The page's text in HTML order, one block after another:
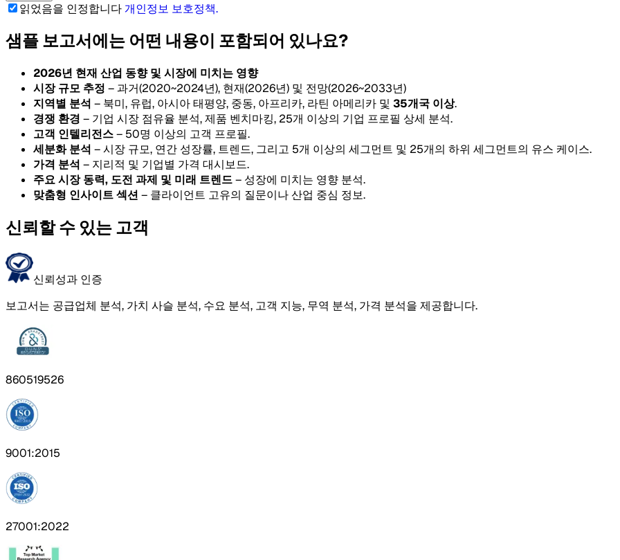
읽었음을 인정합니다개인정보 보호정책.
샘플 보고서에는 어떤 내용이 포함되어 있나요?
2026년 현재 산업 동향 및 시장에 미치는 영향
시장 규모 추정 – 과거(2020~2024년), 현재(2026년) 및 전망(2026~2033년)
지역별 분석 – 북미, 유럽, 아시아 태평양, 중동, 아프리카, 라틴 아메리카 및 35개국 이상.
경쟁 환경 – 기업 시장 점유율 분석, 제품 벤치마킹, 25개 이상의 기업 프로필 상세 분석.
고객 인텔리전스– 50명 이상의 고객 프로필.
세분화 분석 – 시장 규모, 연간 성장률, 트렌드, 그리고 5개 이상의 세그먼트 및 25개의 하위 세그먼트의 유스 케이스.
가격 분석 – 지리적 및 기업별 가격 대시보드.
주요 시장 동력, 도전 과제 및 미래 트렌드– 성장에 미치는 영향 분석.
맞춤형 인사이트 섹션 – 클라이언트 고유의 질문이나 산업 중심 정보.
신뢰할 수 있는 고객
신뢰성과 인증
보고서는 공급업체 분석, 가치 사슬 분석, 수요 분석, 고객 지능, 무역 분석, 가격 분석을 제공합니다.
860519526
9001:2015
27001:2022